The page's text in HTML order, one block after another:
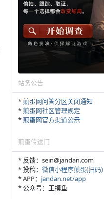
站务公告
*煎蛋网问答分区关闭通知
*煎蛋网社区管理规定
*煎蛋网官方渠道公示
煎蛋传送门
* 反馈：sein@jandan.com
* 投稿： 微信小程序煎蛋(扫码)
* APP： jandan.net/app
* 公众号：王摸鱼